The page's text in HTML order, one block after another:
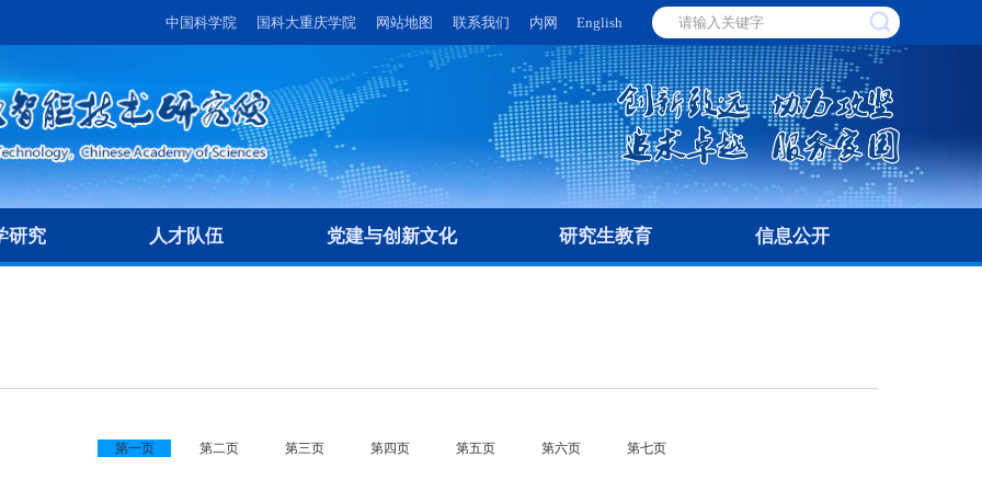
中国科学院 国科大重庆学院 网站地图 联系我们 内网 English
研究 人才队伍 党建与创新文化 研究生教育 信息公开
第一页 第二页 第三页 第四页 第五页 第六页 第七页